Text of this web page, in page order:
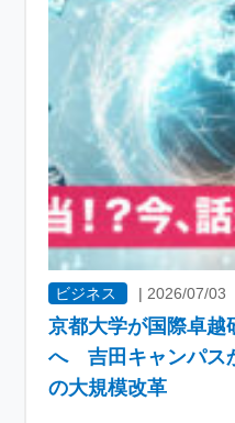
ビジネス | 2026/07/03
京都大学が国際卓越
へ 吉田キャンパス
の大規模改革